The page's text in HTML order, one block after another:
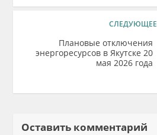
СЛЕДУЮЩЕЕ
Плановые отключения
энергоресурсов в Якутске 20
мая 2026 года
Оставить комментарий